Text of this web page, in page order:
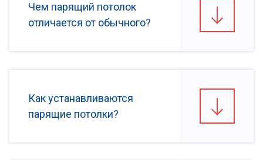
Чем парящий потолок
отличается от обычного?
Как устанавливаются
парящие потолки?